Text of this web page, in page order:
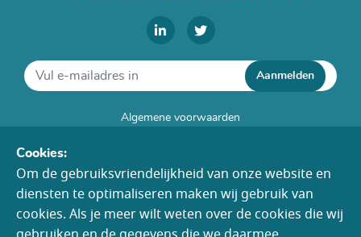
Aanmelden
Algemene voorwaarden
Colofon
Toegankelijkheid
Cookies:
Om de gebruiksvriendelijkheid van onze website en
diensten te optimaliseren maken wij gebruik van
cookies. Als je meer wilt weten over de cookies die wij